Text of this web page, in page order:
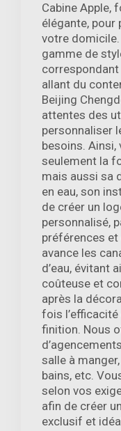
Cabine Apple,
élégante, pour
votre
gamme de
allant du
Beijing
attentes des
personnaliser
besoins. Ainsi,
seulement la
mais aussi sa
en eau, son
de créer un
personnalisé,
préférences
avance les
d’eau, évitant
coûteuse et
après la
fois
finition. Nous
salle à
bains, etc.
selon vos
afin de créer
exclusif et